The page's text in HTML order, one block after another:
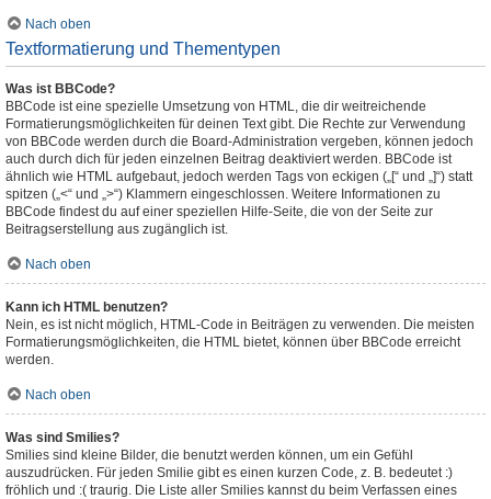
Nach oben
Textformatierung und Thementypen
Was ist BBCode?
BBCode ist eine spezielle Umsetzung von HTML, die dir weitreichende
Formatierungsmöglichkeiten für deinen Text gibt. Die Rechte zur Verwendung
von BBCode werden durch die Board-Administration vergeben, können jedoch
auch durch dich für jeden einzelnen Beitrag deaktiviert werden. BBCode ist
ähnlich wie HTML aufgebaut, jedoch werden Tags von eckigen („[“ und „]“) statt
spitzen („<“ und „>“) Klammern eingeschlossen. Weitere Informationen zu
BBCode findest du auf einer speziellen Hilfe-Seite, die von der Seite zur
Beitragserstellung aus zugänglich ist.
Nach oben
Kann ich HTML benutzen?
Nein, es ist nicht möglich, HTML-Code in Beiträgen zu verwenden. Die meisten
Formatierungsmöglichkeiten, die HTML bietet, können über BBCode erreicht
werden.
Nach oben
Was sind Smilies?
Smilies sind kleine Bilder, die benutzt werden können, um ein Gefühl
auszudrücken. Für jeden Smilie gibt es einen kurzen Code, z. B. bedeutet :)
fröhlich und :( traurig. Die Liste aller Smilies kannst du beim Verfassen eines